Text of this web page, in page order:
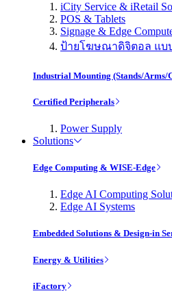
iCity Service & iRetail
POS & Tablets
Signage & Edge
ป้ายโฆษณาดิจิตอล แบบ
Industrial Mounting (Stands/Arms/
Certified Peripherals
Power Supply
Solutions
Edge Computing & WISE-Edge
Edge AI Computing
Edge AI Systems
Embedded Solutions & Design-in
Energy & Utilities
iFactory